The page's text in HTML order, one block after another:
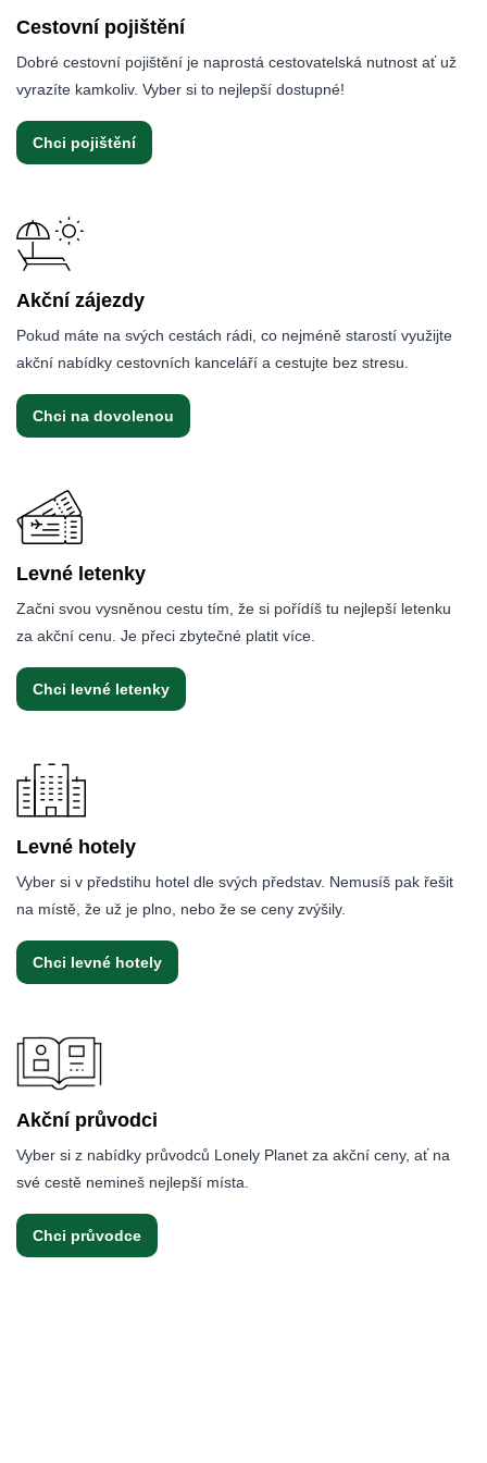
Cestovní pojištění
Dobré cestovní pojištění je naprostá cestovatelská nutnost ať už
vyrazíte kamkoliv. Vyber si to nejlepší dostupné!
Chci pojištění
Akční zájezdy
Pokud máte na svých cestách rádi, co nejméně starostí využijte
akční nabídky cestovních kanceláří a cestujte bez stresu.
Chci na dovolenou
Levné letenky
Začni svou vysněnou cestu tím, že si pořídíš tu nejlepší letenku
za akční cenu. Je přeci zbytečné platit více.
Chci levné letenky
Levné hotely
Vyber si v předstihu hotel dle svých představ. Nemusíš pak řešit
na místě, že už je plno, nebo že se ceny zvýšily.
Chci levné hotely
Akční průvodci
Vyber si z nabídky průvodců Lonely Planet za akční ceny, ať na
své cestě nemineš nejlepší místa.
Chci průvodce